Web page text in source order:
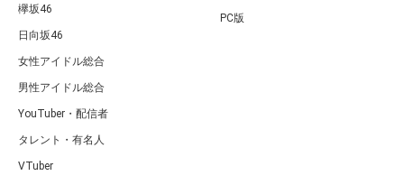
欅坂46
日向坂46
女性アイドル総合
男性アイドル総合
YouTuber・配信者
タレント・有名人
VTuber
PC版